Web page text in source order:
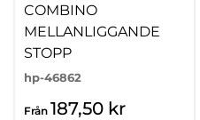
COMBINO
MELLANLIGGANDE
STOPP
hp-46862
Från 187,50 kr